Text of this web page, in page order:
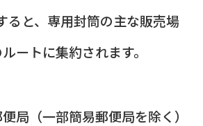
ると、専用封筒の主な販売場
ートに集約されます。
局（一部簡易郵便局を除く）